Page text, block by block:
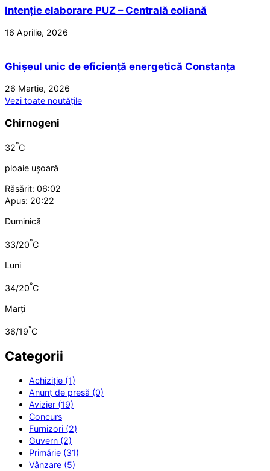
Intenție elaborare PUZ – Centrală eoliană
16 Aprilie, 2026
Ghișeul unic de eficiență energetică Constanța
26 Martie, 2026
Vezi toate noutățile
Chirnogeni
32°C
ploaie ușoară
Răsărit: 06:02
Apus: 20:22
Duminică
33/20°C
Luni
34/20°C
Marți
36/19°C
Categorii
Achiziție (1)
Anunț de presă (0)
Avizier (19)
Concurs
Furnizori (2)
Guvern (2)
Primărie (31)
Vânzare (5)